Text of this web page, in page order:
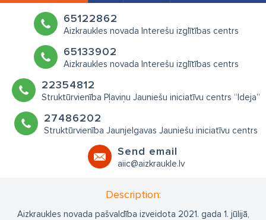
65122862
Aizkraukles novada Interešu izglītības centrs
65133902
Aizkraukles novada Interešu izglītības centrs
22354812
Struktūrvienība Pļaviņu Jauniešu iniciatīvu centrs “Ideja”
27486202
Struktūrvienība Jaunjelgavas Jauniešu iniciatīvu centrs
Send email
​aiic@aizkraukle.lv
Description:
Aizkraukles novada pašvaldība izveidota 2021. gada 1. jūlijā,